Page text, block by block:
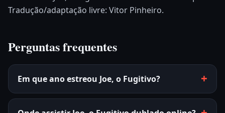
Tradução/adaptação livre: Vitor Pinheiro.
Perguntas frequentes
Em que ano estreou Joe, o Fugitivo?